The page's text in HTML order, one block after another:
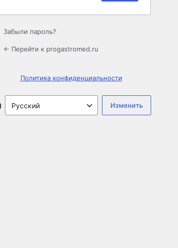
Забыли пароль?
← Перейти к progastromed.ru
Политика конфиденциальности
Язык